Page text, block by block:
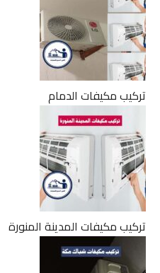
تركيب مكيفات الدمام
تركيب مكيفات المدينة المنورة